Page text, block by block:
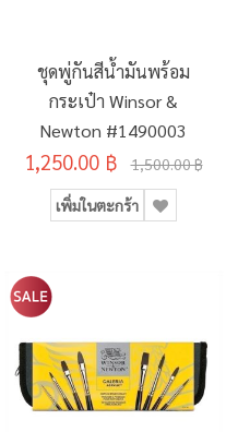
ชุดพู่กันสีน้ำมันพร้อม
กระเป๋า Winsor &
Newton #1490003
1,250.00 ฿ 1,500.00 ฿
เพิ่มในตะกร้า